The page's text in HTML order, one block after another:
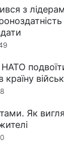
з
військ
Як